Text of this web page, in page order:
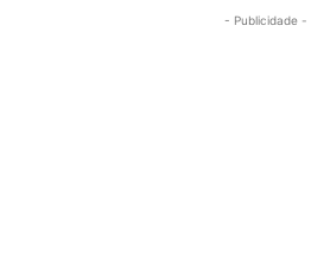
- Publicidade -